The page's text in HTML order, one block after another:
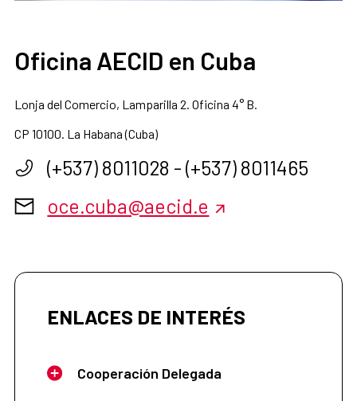
Oficina AECID en Cuba
Lonja del Comercio, Lamparilla 2. Oficina 4° B.
CP 10100. La Habana (Cuba)
(+537) 8011028 - (+537) 8011465
oce.cuba@aecid.e
ENLACES DE INTERÉS
Cooperación Delegada